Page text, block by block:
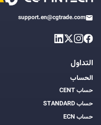
support.en@cgtrade.com
التداول
الحساب
حساب CENT
حساب STANDARD
حساب ECN